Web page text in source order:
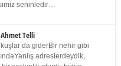
seninledir…
Ahmet Telli
kuşlar da giderBir nehir gibi
adreslerdeydik,